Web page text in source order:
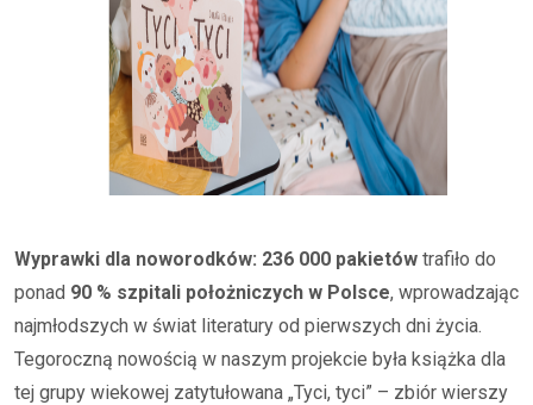
Wyprawki dla noworodków: 236 000 pakietów trafiło do
ponad 90 % szpitali położniczych w Polsce, wprowadzając
najmłodszych w świat literatury od pierwszych dni życia.
Tegoroczną nowością w naszym projekcie była książka dla
tej grupy wiekowej zatytułowana „Tyci, tyci” – zbiór wierszy